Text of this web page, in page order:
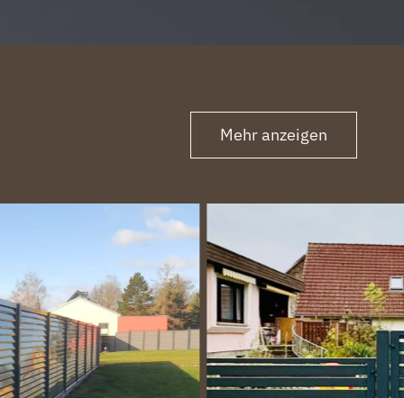
Mehr anzeigen